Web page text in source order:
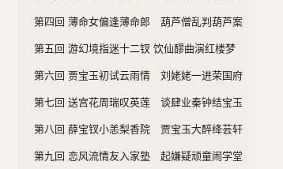
第四回 薄命女偏逢薄命郎 葫芦僧乱判葫芦案
第五回 游幻境指迷十二钗 饮仙醪曲演红楼梦
第六回 贾宝玉初试云雨情 刘姥姥一进荣国府
第七回 送宫花周瑞叹英莲 谈肆业秦钟结宝玉
第八回 薛宝钗小恙梨香院 贾宝玉大醉绛芸轩
第九回 恋风流情友入家塾 起嫌疑顽童闹学堂